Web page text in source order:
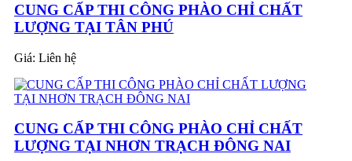
CUNG CẤP THI CÔNG PHÀO CHỈ CHẤT
LƯỢNG TẠI TÂN PHÚ
Giá: Liên hệ
CUNG CẤP THI CÔNG PHÀO CHỈ CHẤT
LƯỢNG TẠI NHƠN TRẠCH ĐÔNG NAI